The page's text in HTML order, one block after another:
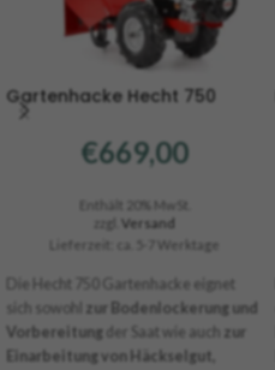
Gartenhacke Hecht 750
€669,00
Enthält 20% MwSt.
zzgl.
Versand
Lieferzeit: ca. 5-7 Werktage
Die Hecht 750 Gartenhacke eignet
sich sowohl
zur Bodenlockerung und
Vorbereitung der Saat wie auch zur
Einarbeitung von Häckselgut,